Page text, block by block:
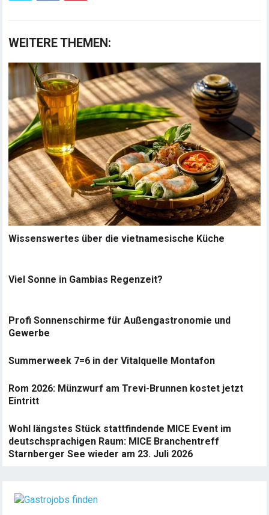
WEITERE THEMEN:
Wissenswertes über die vietnamesische Küche
Viel Sonne in Gambias Regenzeit?
Profi Sonnenschirme für Außengastronomie und
Gewerbe
Summerweek 7=6 in der Vitalquelle Montafon
Rom 2026: Münzwurf am Trevi-Brunnen kostet jetzt
Eintritt
Wohl längstes Stück stattfindende MICE Event im
deutschsprachigen Raum: MICE Branchentreff
Starnberger See wieder am 23. Juli 2026